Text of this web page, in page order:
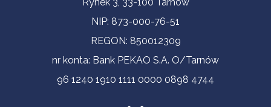
NIP: 873-000-76-51
REGON: 850012309
nr konta: Bank PEKAO S.A. O/Tarnów
96 1240 1910 1111 0000 0898 4744